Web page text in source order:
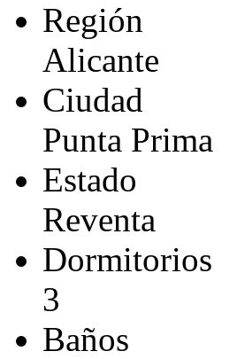
Región
Alicante
Ciudad
Punta Prima
Estado
Reventa
Dormitorios
3
Baños